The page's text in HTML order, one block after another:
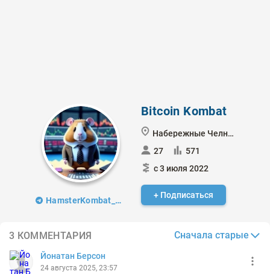
HamsterKombat_analytics
Bitcoin Kombat
Набережные Челны
27
571
с 3 июля 2022
+ Подписаться
3 КОММЕНТАРИЯ Сначала старые
Йонатан Берсон
24 августа 2025, 23:57